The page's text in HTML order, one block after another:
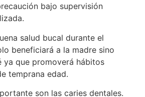
bajo supervisión
salud bucal durante el
beneficiará a la madre sino
ya que promoverá hábitos
temprana edad.
son las caries dentales.